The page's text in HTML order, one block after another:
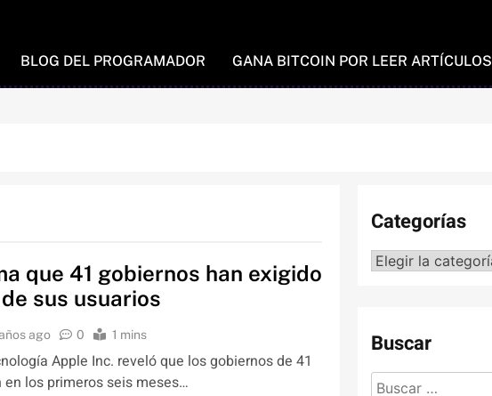
BLOG DEL PROGRAMADOR GANA BITCOIN POR LEER ARTÍCULOS
que 41 gobiernos han exigido
sus usuarios
ago 0 1 mins
Apple Inc. reveló que los gobiernos de 41
los primeros seis meses…
Categorías
Categorías
Buscar
Buscar: